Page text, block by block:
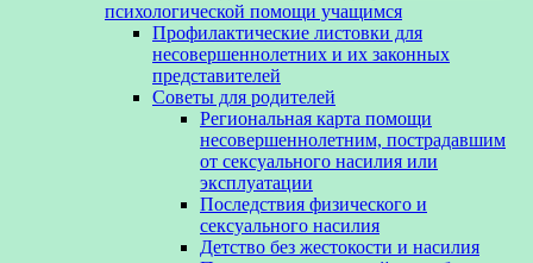
психологической помощи учащимся
Профилактические листовки для
несовершеннолетних и их законных
представителей
Советы для родителей
Региональная карта помощи
несовершеннолетним, пострадавшим
от сексуального насилия или
эксплуатации
Последствия физического и
сексуального насилия
Детство без жестокости и насилия